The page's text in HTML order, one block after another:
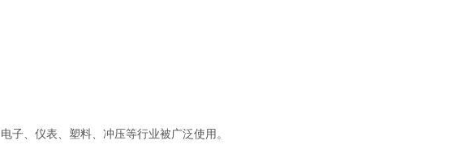
子、仪表、塑料、冲压等行业被广泛使用。